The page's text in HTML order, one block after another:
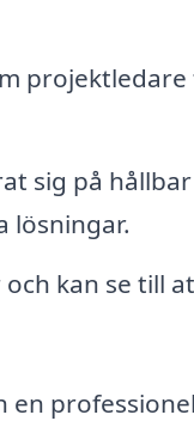
sig på hållbar
lösningar.
kan se till